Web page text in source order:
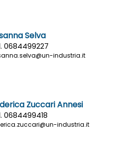
Selva
0684499227
industria.it
Zuccari Annesi
0684499418
industria.it